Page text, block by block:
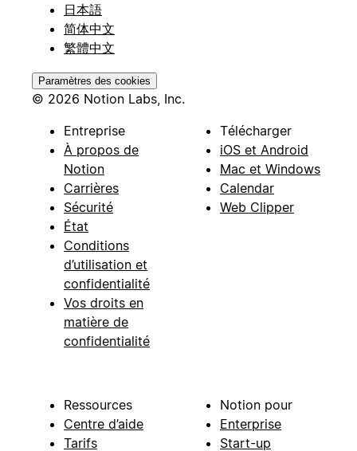
日本語
简体中文
繁體中文
Paramètres des cookies
© 2026 Notion Labs, Inc.
Entreprise
À propos de
Notion
Carrières
Sécurité
État
Conditions
d’utilisation et
confidentialité
Vos droits en
matière de
confidentialité
Télécharger
iOS et Android
Mac et Windows
Calendar
Web Clipper
Ressources
Centre d’aide
Tarifs
Notion pour
Enterprise
Start-up